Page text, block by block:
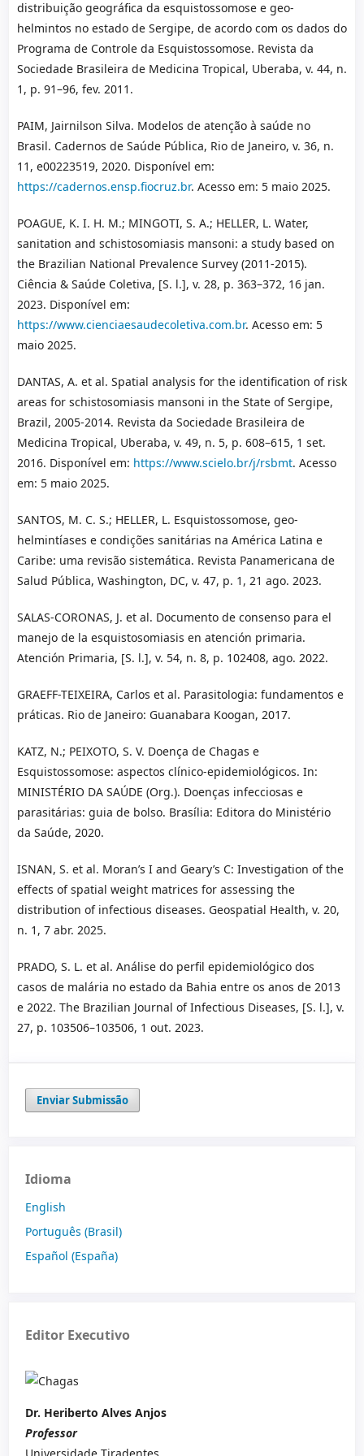
distribuição geográfica da esquistossomose e geo-
helmintos no estado de Sergipe, de acordo com os dados do
Programa de Controle da Esquistossomose. Revista da
Sociedade Brasileira de Medicina Tropical, Uberaba, v. 44, n.
1, p. 91–96, fev. 2011.
PAIM, Jairnilson Silva. Modelos de atenção à saúde no
Brasil. Cadernos de Saúde Pública, Rio de Janeiro, v. 36, n.
11, e00223519, 2020. Disponível em:
https://cadernos.ensp.fiocruz.br. Acesso em: 5 maio 2025.
POAGUE, K. I. H. M.; MINGOTI, S. A.; HELLER, L. Water,
sanitation and schistosomiasis mansoni: a study based on
the Brazilian National Prevalence Survey (2011-2015).
Ciência & Saúde Coletiva, [S. l.], v. 28, p. 363–372, 16 jan.
2023. Disponível em:
https://www.cienciaesaudecoletiva.com.br. Acesso em: 5
maio 2025.
DANTAS, A. et al. Spatial analysis for the identification of risk
areas for schistosomiasis mansoni in the State of Sergipe,
Brazil, 2005-2014. Revista da Sociedade Brasileira de
Medicina Tropical, Uberaba, v. 49, n. 5, p. 608–615, 1 set.
2016. Disponível em: https://www.scielo.br/j/rsbmt. Acesso
em: 5 maio 2025.
SANTOS, M. C. S.; HELLER, L. Esquistossomose, geo-
helmintíases e condições sanitárias na América Latina e
Caribe: uma revisão sistemática. Revista Panamericana de
Salud Pública, Washington, DC, v. 47, p. 1, 21 ago. 2023.
SALAS-CORONAS, J. et al. Documento de consenso para el
manejo de la esquistosomiasis en atención primaria.
Atención Primaria, [S. l.], v. 54, n. 8, p. 102408, ago. 2022.
GRAEFF-TEIXEIRA, Carlos et al. Parasitologia: fundamentos e
práticas. Rio de Janeiro: Guanabara Koogan, 2017.
KATZ, N.; PEIXOTO, S. V. Doença de Chagas e
Esquistossomose: aspectos clínico-epidemiológicos. In:
MINISTÉRIO DA SAÚDE (Org.). Doenças infecciosas e
parasitárias: guia de bolso. Brasília: Editora do Ministério
da Saúde, 2020.
ISNAN, S. et al. Moran’s I and Geary’s C: Investigation of the
effects of spatial weight matrices for assessing the
distribution of infectious diseases. Geospatial Health, v. 20,
n. 1, 7 abr. 2025.
PRADO, S. L. et al. Análise do perfil epidemiológico dos
casos de malária no estado da Bahia entre os anos de 2013
e 2022. The Brazilian Journal of Infectious Diseases, [S. l.], v.
27, p. 103506–103506, 1 out. 2023.
Enviar Submissão
Idioma
English
Português (Brasil)
Español (España)
Editor Executivo
Dr. Heriberto Alves Anjos‬
Professor